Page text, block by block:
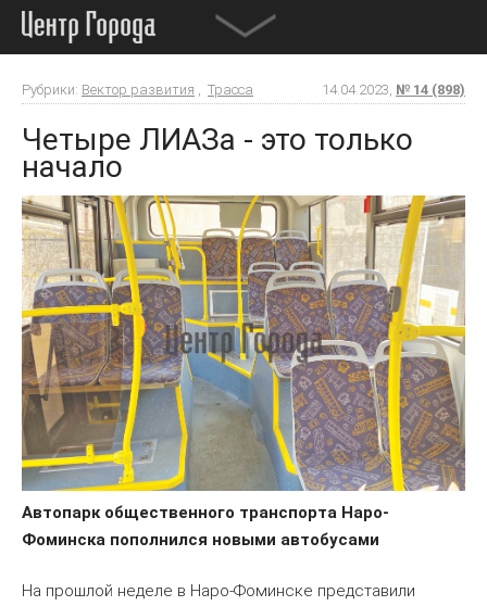
14.04.2023, № 14 (898)
Рубрики: Вектор развития , Трасса
Четыре ЛИАЗа - это только
начало
Автопарк общественного транспорта Наро-
Фоминска пополнился новыми автобусами
На прошлой неделе в Наро-Фоминске представили